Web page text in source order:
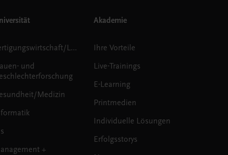
Fertigungswirtschaft/Logistik
und
Medizin
+
Akademie
Ihre Vorteile
Live-Trainings
E-Learning
Printmedien
Individuelle Lösungen
Erfolgsstorys